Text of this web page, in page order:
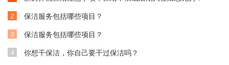
2 保洁服务包括哪些项目？
3 保洁服务包括哪些项目？
4 你想干保洁，你自己要干过保洁吗？